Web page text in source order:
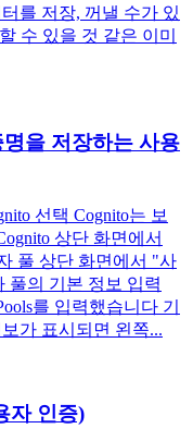
를 저장, 꺼낼 수가 있
수 있을 것 같은 이미
명을 저장하는 사용
선택 Cognito는 보
상단 화면에서
풀 상단 화면에서 "사
풀의 기본 정보 입력
를 입력했습니다 기
가 표시되면 왼쪽...
자 인증)